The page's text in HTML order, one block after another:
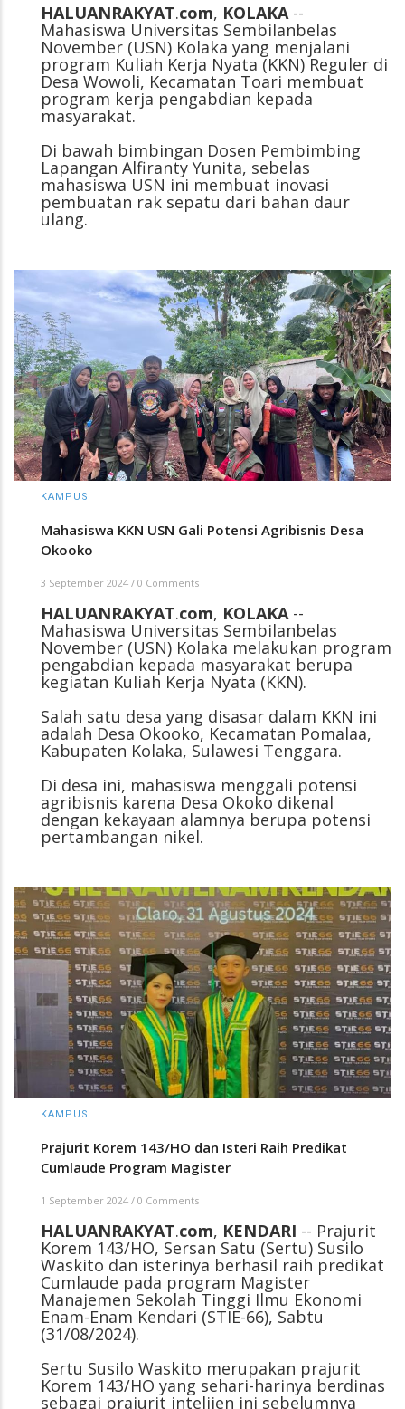
HALUANRAKYAT.com, KOLAKA --
Mahasiswa Universitas Sembilanbelas
November (USN) Kolaka yang menjalani
program Kuliah Kerja Nyata (KKN) Reguler di
Desa Wowoli, Kecamatan Toari membuat
program kerja pengabdian kepada
masyarakat.
Di bawah bimbingan Dosen Pembimbing
Lapangan Alfiranty Yunita, sebelas
mahasiswa USN ini membuat inovasi
pembuatan rak sepatu dari bahan daur
ulang.
KAMPUS
Mahasiswa KKN USN Gali Potensi Agribisnis Desa
Okooko
3 September 2024 / 0 Comments
HALUANRAKYAT.com, KOLAKA --
Mahasiswa Universitas Sembilanbelas
November (USN) Kolaka melakukan program
pengabdian kepada masyarakat berupa
kegiatan Kuliah Kerja Nyata (KKN).
Salah satu desa yang disasar dalam KKN ini
adalah Desa Okooko, Kecamatan Pomalaa,
Kabupaten Kolaka, Sulawesi Tenggara.
Di desa ini, mahasiswa menggali potensi
agribisnis karena Desa Okoko dikenal
dengan kekayaan alamnya berupa potensi
pertambangan nikel.
KAMPUS
Prajurit Korem 143/HO dan Isteri Raih Predikat
Cumlaude Program Magister
1 September 2024 / 0 Comments
HALUANRAKYAT.com, KENDARI -- Prajurit
Korem 143/HO, Sersan Satu (Sertu) Susilo
Waskito dan isterinya berhasil raih predikat
Cumlaude pada program Magister
Manajemen Sekolah Tinggi Ilmu Ekonomi
Enam-Enam Kendari (STIE-66), Sabtu
(31/08/2024).
Sertu Susilo Waskito merupakan prajurit
Korem 143/HO yang sehari-harinya berdinas
sebagai prajurit intelijen ini sebelumnya